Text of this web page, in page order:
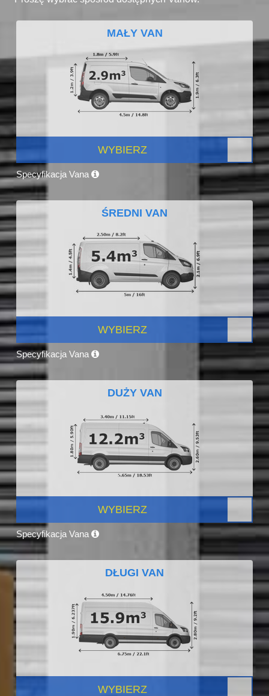
MAŁY VAN
WYBIERZ
Specyfikacja Vana
ŚREDNI VAN
WYBIERZ
Specyfikacja Vana
DUŻY VAN
WYBIERZ
Specyfikacja Vana
DŁUGI VAN
WYBIERZ